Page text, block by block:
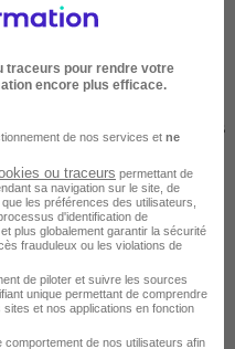
2 jours à 2 semaines
traceurs pour rendre votre
encore plus efficace.
de nos services et ne
ou traceurs permettant de
sa navigation sur le site, de
les préférences des utilisateurs,
d'identification de
plus globalement garantir la sécurité
frauduleux ou les violations de
de piloter et suivre les sources
unique permettant de comprendre
et nos applications en fonction
comportement de nos utilisateurs afin